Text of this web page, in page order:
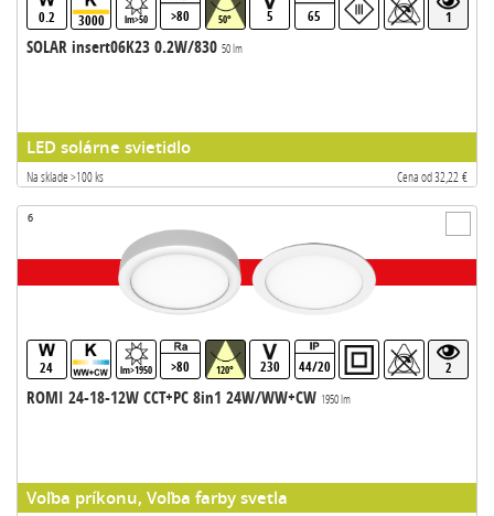
0.2 3000 lm>50 >80 50° 5 65 1
SOLAR insert06K23 0.2W/830 50 lm
LED solárne svietidlo
Na sklade >100 ks Cena od 32,22 €
6
24 lm>1950 >80 120° 230 44/20 2
ROMI 24-18-12W CCT+PC 8in1 24W/WW+CW 1950 lm
Voľba príkonu, Voľba farby svetla